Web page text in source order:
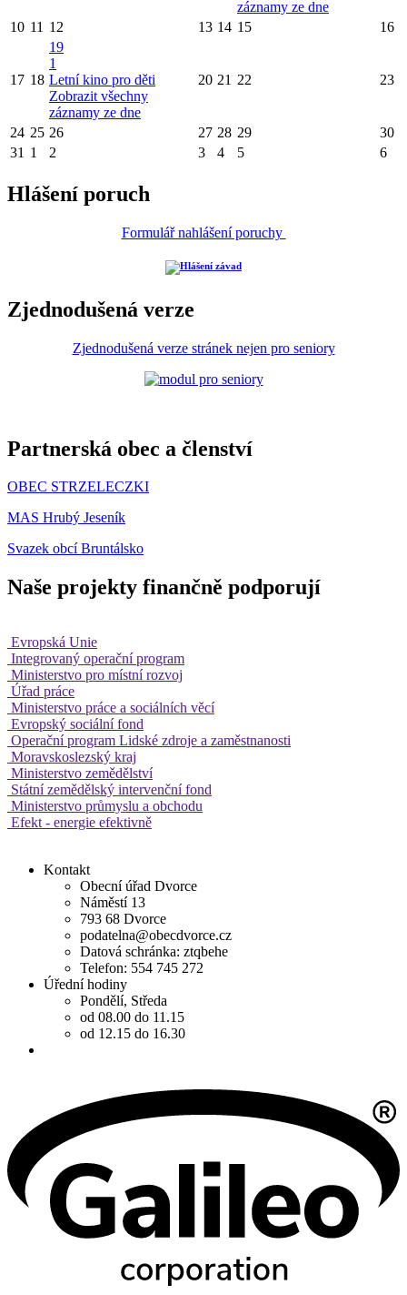
záznamy ze dne
10 11 12 13 14 15 16
17 18
19
1
Letní kino pro děti
Zobrazit všechny
záznamy ze dne
20 21 22 23
24 25 26 27 28 29
30
31 1 2 3 4 5 6
Hlášení poruch
Formulář nahlášení poruchy
Zjednodušená verze
Zjednodušená verze stránek nejen pro seniory
Partnerská obec a členství
OBEC STRZELECZKI
MAS Hrubý Jeseník
Svazek obcí Bruntálsko
Naše projekty finančně podporují
Evropská Unie
Integrovaný operační program
Ministerstvo pro místní rozvoj
Úřad práce
Ministerstvo práce a sociálních věcí
Evropský sociální fond
Operační program Lidské zdroje a zaměstnanosti
Moravskoslezský kraj
Ministerstvo zemědělství
Státní zemědělský intervenční fond
Ministerstvo průmyslu a obchodu
Efekt - energie efektivně
Kontakt
Obecní úřad Dvorce
Náměstí 13
793 68 Dvorce
podatelna@obecdvorce.cz
Datová schránka: ztqbehe
Telefon: 554 745 272
Úřední hodiny
Pondělí, Středa
od 08.00 do 11.15
od 12.15 do 16.30